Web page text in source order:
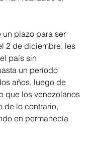
un plazo para ser
2 de diciembre, les
país sin
un período
años, luego de
que los venezolanos
de lo contrario,
en permanecía